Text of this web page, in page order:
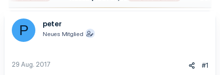
m
P peter
Neues Mitglied
29 Aug. 2017 #1